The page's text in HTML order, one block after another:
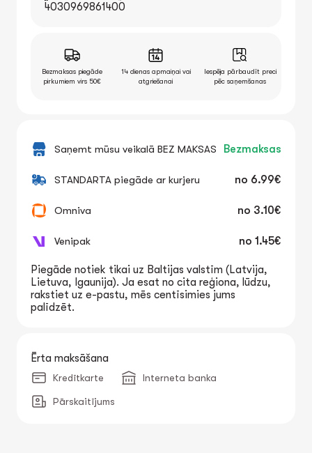
4030969861400
Bezmaksas piegāde
pirkumiem virs 50€
14 dienas apmaiņai vai
atgriešanai
Iespēja pārbaudīt preci
pēc saņemšanas
Saņemt mūsu veikalā BEZ MAKSAS Bezmaksas
STANDARTA piegāde ar kurjeru no 6.99€
Omniva no 3.10€
Venipak no 1.45€
Piegāde notiek tikai uz Baltijas valstīm (Latvija,
Lietuva, Igaunija). Ja esat no cita reģiona, lūdzu,
rakstiet uz e-pastu, mēs centīsimies jums
palīdzēt.
Ērta maksāšana
Kredītkarte Interneta banka
Pārskaitījums